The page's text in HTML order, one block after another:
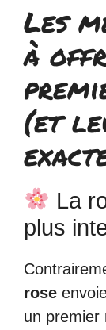
Les
à
(et
La
plus
rose
un premier